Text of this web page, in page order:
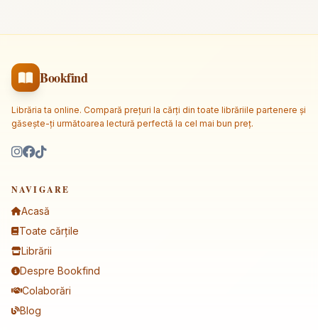
Bookfind
Librăria ta online. Compară prețuri la cărți din toate librăriile partenere și
găsește-ți următoarea lectură perfectă la cel mai bun preț.
NAVIGARE
Acasă
Toate cărțile
Librării
Despre Bookfind
Colaborări
Blog